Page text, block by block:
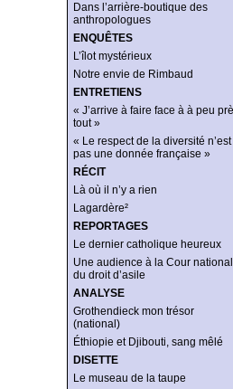
Dans l’arrière-boutique des
anthropologues
ENQUÊTES
L’îlot mystérieux
Notre envie de Rimbaud
ENTRETIENS
« J’arrive à faire face à à peu
tout »
« Le respect de la diversité n’est
pas une donnée française »
RÉCIT
Là où il n’y a rien
Lagardère²
REPORTAGES
Le dernier catholique heureux
Une audience à la Cour
du droit d’asile
ANALYSE
Grothendieck mon trésor
(national)
Éthiopie et Djibouti, sang mêlé
DISETTE
Le museau de la taupe